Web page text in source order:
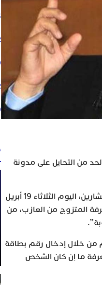
من التحايل على مدونة
وقال وهبي، خلال حلوله بجلسة الأسئلة الشفهية بمجلس المستشارين، اليوم الثلاثاء 19 أبريل
المتزوج من العازب، من
من خلال إدخال رقم بطاقة
ما إن كان الشخص